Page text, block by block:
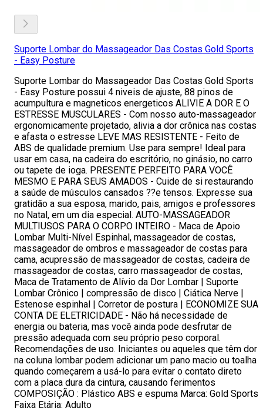
Suporte Lombar do Massageador Das Costas Gold Sports
- Easy Posture
Suporte Lombar do Massageador Das Costas Gold Sports
- Easy Posture possui 4 niveis de ajuste, 88 pinos de
acumpultura e magneticos energeticos ALIVIE A DOR E O
ESTRESSE MUSCULARES - Com nosso auto-massageador
ergonomicamente projetado, alivia a dor crônica nas costas
e afasta o estresse LEVE MAS RESISTENTE - Feito de
ABS de qualidade premium. Use para sempre! Ideal para
usar em casa, na cadeira do escritório, no ginásio, no carro
ou tapete de ioga. PRESENTE PERFEITO PARA VOCÊ
MESMO E PARA SEUS AMADOS - Cuide de si restaurando
a saúde de músculos cansados ??e tensos. Expresse sua
gratidão a sua esposa, marido, pais, amigos e professores
no Natal, em um dia especial. AUTO-MASSAGEADOR
MULTIUSOS PARA O CORPO INTEIRO - Maca de Apoio
Lombar Multi-Nível Espinhal, massageador de costas,
massageador de ombros e massageador de costas para
cama, acupressão de massageador de costas, cadeira de
massageador de costas, carro massageador de costas,
Maca de Tratamento de Alívio da Dor Lombar | Suporte
Lombar Crônico | compressão de disco | Ciática Nerve |
Estenose espinhal | Corretor de postura | ECONOMIZE SUA
CONTA DE ELETRICIDADE - Não há necessidade de
energia ou bateria, mas você ainda pode desfrutar de
pressão adequada com seu próprio peso corporal.
Recomendações de uso. Iniciantes ou aqueles que têm dor
na coluna lombar podem adicionar um pano macio ou toalha
quando começarem a usá-lo para evitar o contato direto
com a placa dura da cintura, causando ferimentos
COMPOSIÇÃO : Plástico ABS e espuma Marca: Gold Sports
Faixa Etária: Adulto